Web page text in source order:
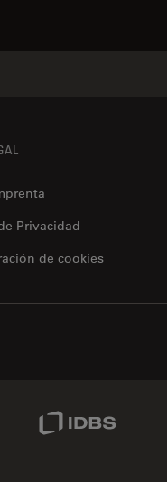
Privacidad
de cookies